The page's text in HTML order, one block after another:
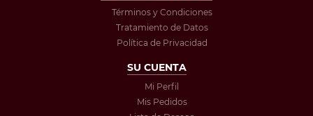
Términos y Condiciones
Tratamiento de Datos
Política de Privacidad
SU CUENTA
Mi Perfil
Mis Pedidos